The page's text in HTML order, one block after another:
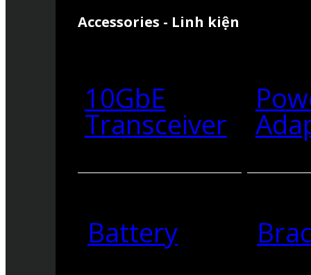
Accessories - Linh kiện
10GbE
Transceiver
Battery